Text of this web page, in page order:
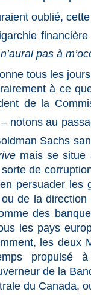
oublié,
financière
pas à
tous les
à ce
de la
notons au
Sachs
mais se situe
de
persuader
de la
des
les pays
les deux
propulsé
de la
du Canada,